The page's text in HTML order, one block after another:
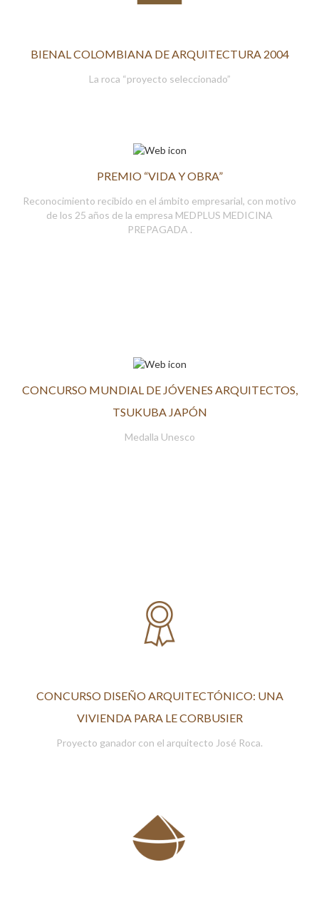
BIENAL COLOMBIANA DE ARQUITECTURA 2004
La roca “proyecto seleccionado”
PREMIO “VIDA Y OBRA”
Reconocimiento recibido en el ámbito empresarial, con motivo
de los 25 años de la empresa MEDPLUS MEDICINA
PREPAGADA .
CONCURSO MUNDIAL DE JÓVENES ARQUITECTOS,
TSUKUBA JAPÓN
Medalla Unesco
CONCURSO DISEÑO ARQUITECTÓNICO: UNA
VIVIENDA PARA LE CORBUSIER
Proyecto ganador con el arquitecto José Roca.